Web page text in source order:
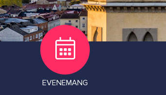
EVENEMANG